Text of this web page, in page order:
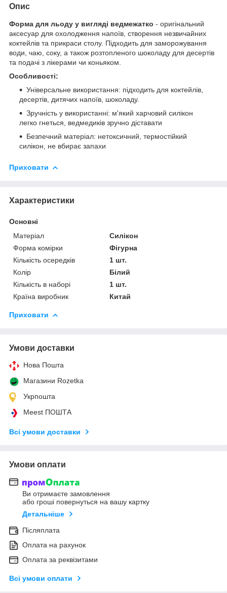
Опис
Форма для льоду у вигляді ведмежатко - оригінальний
аксесуар для охолодження напоїв, створення незвичайних
коктейлів та прикраси столу. Підходить для заморожування
води, чаю, соку, а також розтопленого шоколаду для десертів
та подачі з лікерами чи коньяком.
Особливості:
Універсальне використання: підходить для коктейлів,
десертів, дитячих напоїв, шоколаду.
Зручність у використанні: м'який харчовий силікон
легко гнеться, ведмедиків зручно діставати
Безпечний матеріал: нетоксичний, термостійкий
силікон, не вбирає запахи
Приховати
Характеристики
Основні
Матеріал
Силікон
Форма комірки
Фігурна
Кількість осередків
1 шт.
Колір
Білий
Кількість в наборі
1 шт.
Країна виробник
Китай
Приховати
Умови доставки
Нова Пошта
Магазини Rozetka
Укрпошта
Meest ПОШТА
Всі умови доставки
Умови оплати
Ви отримаєте замовлення
або гроші повернуться на вашу картку
Детальніше
Післяплата
Оплата на рахунок
Оплата за реквізитами
Всі умови оплати